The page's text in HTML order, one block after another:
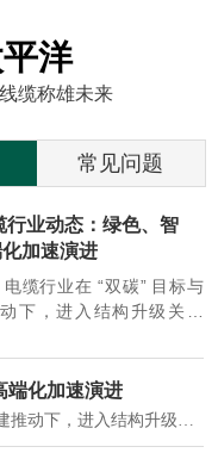
洋
缆称雄未来
常见问题
行业动态：绿色、智
加速演进
缆行业在 “双碳” 目标与
下，进入结构升级关键
，市场格局持续优化。
端化加速演进